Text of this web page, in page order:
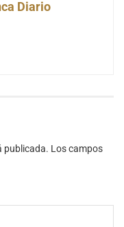
Diario
publicada. Los campos